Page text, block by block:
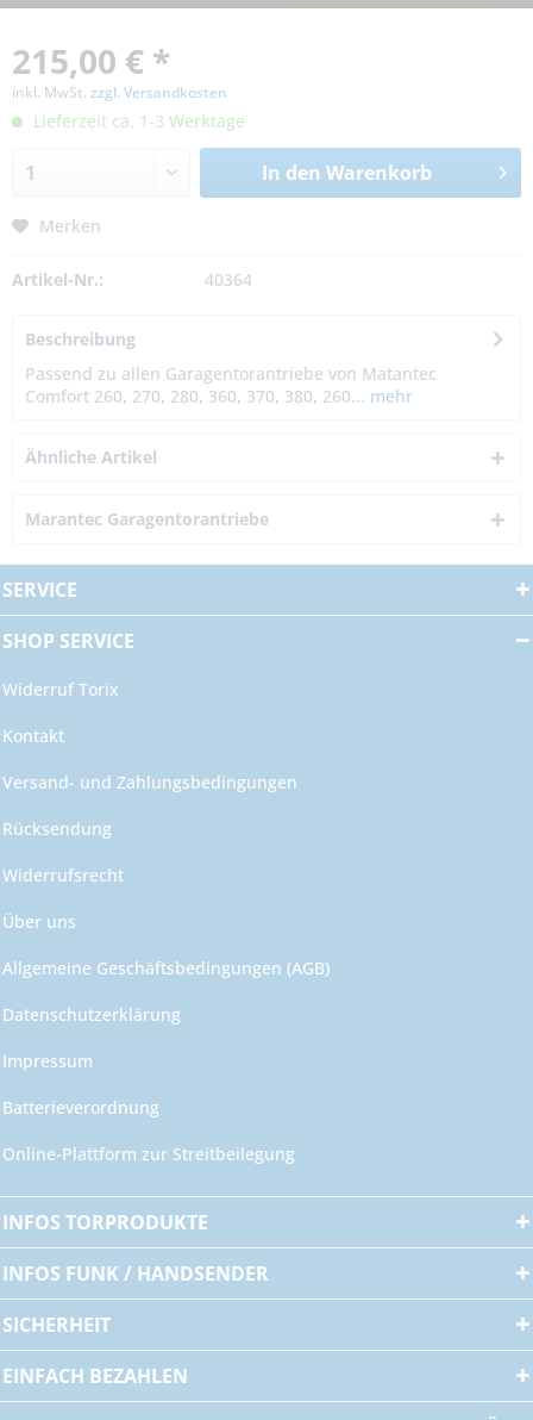
215,00 € *
inkl. MwSt. zzgl. Versandkosten
Lieferzeit ca. 1-3 Werktage
In den Warenkorb
Merken
Artikel-Nr.: 40364
Beschreibung
Passend zu allen Garagentorantriebe von Matantec
Comfort 260, 270, 280, 360, 370, 380, 260... mehr
Ähnliche Artikel
Marantec Garagentorantriebe
SERVICE
SHOP SERVICE
Widerruf Torix
Kontakt
Versand- und Zahlungsbedingungen
Rücksendung
Widerrufsrecht
Über uns
Allgemeine Geschäftsbedingungen (AGB)
Datenschutzerklärung
Impressum
Batterieverordnung
Online-Plattform zur Streitbeilegung
INFOS TORPRODUKTE
INFOS FUNK / HANDSENDER
SICHERHEIT
EINFACH BEZAHLEN